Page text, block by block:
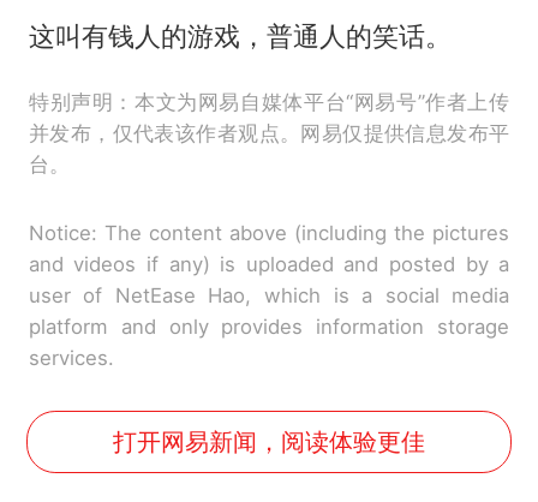
这叫有钱人的游戏，普通人的笑话。
特别声明：本文为网易自媒体平台“网易号”作者上传
并发布，仅代表该作者观点。网易仅提供信息发布平
台。
Notice: The content above (including the pictures
and videos if any) is uploaded and posted by a
user of NetEase Hao, which is a social media
platform and only provides information storage
services.
打开网易新闻，阅读体验更佳